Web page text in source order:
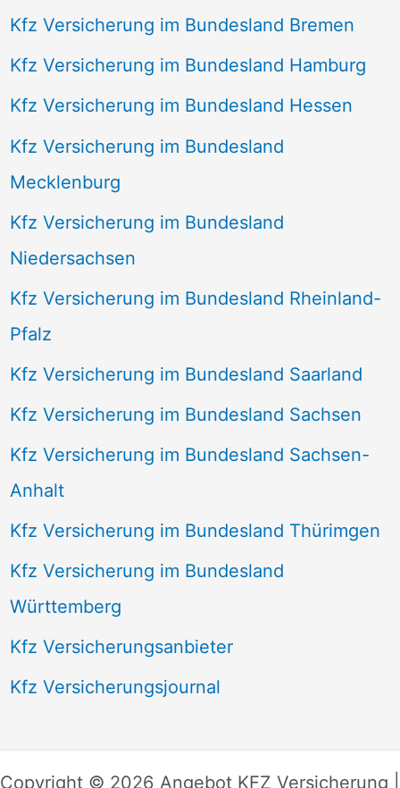
Kfz Versicherung im Bundesland Bremen
Kfz Versicherung im Bundesland Hamburg
Kfz Versicherung im Bundesland Hessen
Kfz Versicherung im Bundesland
Mecklenburg
Kfz Versicherung im Bundesland
Niedersachsen
Kfz Versicherung im Bundesland Rheinland-
Pfalz
Kfz Versicherung im Bundesland Saarland
Kfz Versicherung im Bundesland Sachsen
Kfz Versicherung im Bundesland Sachsen-
Anhalt
Kfz Versicherung im Bundesland Thürimgen
Kfz Versicherung im Bundesland
Württemberg
Kfz Versicherungsanbieter
Kfz Versicherungsjournal
Copyright © 2026 Angebot KFZ Versicherung |